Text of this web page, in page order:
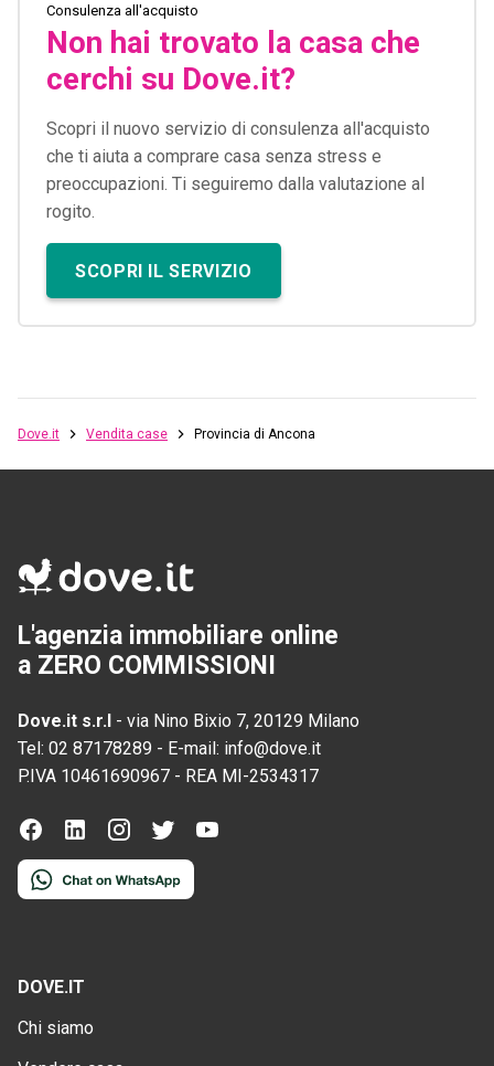
Consulenza all'acquisto
Non hai trovato la casa che
cerchi su Dove.it?
Scopri il nuovo servizio di consulenza all'acquisto
che ti aiuta a comprare casa senza stress e
preoccupazioni. Ti seguiremo dalla valutazione al
rogito.
SCOPRI IL SERVIZIO
Dove.it Vendita case Provincia di Ancona
L'agenzia immobiliare online
a ZERO COMMISSIONI
Dove.it s.r.l - via Nino Bixio 7, 20129 Milano
Tel: 02 87178289 - E-mail: info@dove.it
P.IVA 10461690967 - REA MI-2534317
DOVE.IT
Chi siamo